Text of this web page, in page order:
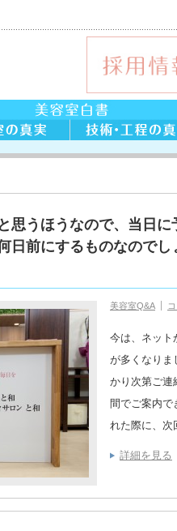
思うほうなので、当日
日前にするものなのでし
美容室Q&A
今は、ネット
が多くなりま
かり次第ご連
間でご案内で
れた際に、
詳細を見る